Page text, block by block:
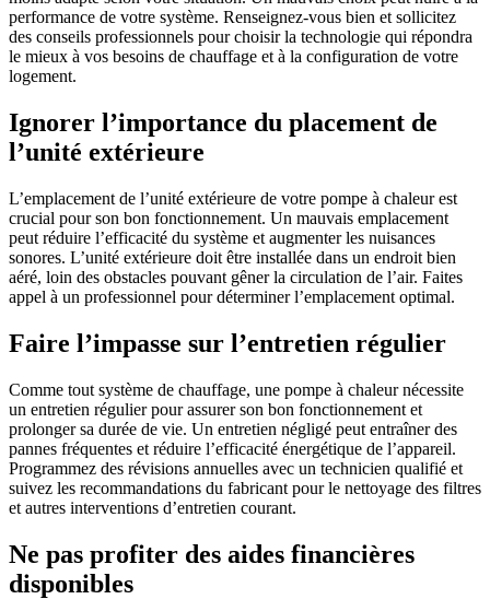
performance de votre système. Renseignez-vous bien et sollicitez
des conseils professionnels pour choisir la technologie qui répondra
le mieux à vos besoins de chauffage et à la configuration de votre
logement.
Ignorer l’importance du placement de
l’unité extérieure
L’emplacement de l’unité extérieure de votre pompe à chaleur est
crucial pour son bon fonctionnement. Un mauvais emplacement
peut réduire l’efficacité du système et augmenter les nuisances
sonores. L’unité extérieure doit être installée dans un endroit bien
aéré, loin des obstacles pouvant gêner la circulation de l’air. Faites
appel à un professionnel pour déterminer l’emplacement optimal.
Faire l’impasse sur l’entretien régulier
Comme tout système de chauffage, une pompe à chaleur nécessite
un entretien régulier pour assurer son bon fonctionnement et
prolonger sa durée de vie. Un entretien négligé peut entraîner des
pannes fréquentes et réduire l’efficacité énergétique de l’appareil.
Programmez des révisions annuelles avec un technicien qualifié et
suivez les recommandations du fabricant pour le nettoyage des filtres
et autres interventions d’entretien courant.
Ne pas profiter des aides financières
disponibles